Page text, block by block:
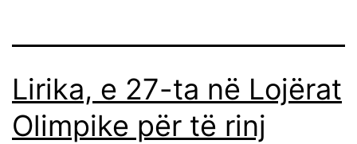
Lirika, e 27-ta në Lojërat
Olimpike për të rinj